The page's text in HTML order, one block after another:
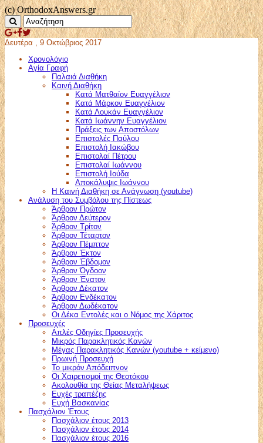
(c) OrthodoxAnswers.gr
Δευτέρα , 9 Οκτώβριος 2017
Χρονολόγιο
Αγία Γραφή
Παλαιά Διαθήκη
Καινή Διαθήκη
Κατά Ματθαίον Ευαγγέλιον
Κατά Μάρκον Ευαγγέλιον
Κατά Λουκάν Ευαγγέλιον
Κατά Ιωάννην Ευαγγέλιον
Πράξεις των Αποστόλων
Επιστολές Παύλου
Επιστολή Ιακώβου
Επιστολαί Πέτρου
Επιστολαί Ιωάννου
Επιστολή Ιούδα
Αποκάλυψις Ιωάννου
Η Καινή Διαθήκη σε Ανάγνωση (youtube)
Ανάλυση του Συμβόλου της Πίστεως
Άρθρον Πρώτον
Άρθρον Δεύτερον
Άρθρον Τρίτον
Άρθρον Τέταρτον
Άρθρον Πέμπτον
Άρθρον Έκτον
Άρθρον Έβδομον
Άρθρον Όγδοον
Άρθρον Ένατον
Άρθρον Δέκατον
Άρθρον Ενδέκατον
Άρθρον Δωδέκατον
Οι Δέκα Εντολές και ο Νόμος της Χάριτος
Προσευχές
Απλές Οδηγίες Προσευχής
Μικρός Παρακλητικός Κανών
Μέγας Παρακλητικός Κανών (youtube + κείμενο)
Πρωινή Προσευχή
Το μικρόν Απόδειπνον
Οι Χαιρετισμοί της Θεοτόκου
Ακολουθία της Θείας Μεταλήψεως
Ευχές τραπέζης
Ευχή Βασκανίας
Πασχάλιον Έτους
Πασχάλιον έτους 2013
Πασχάλιον έτους 2014
Πασχάλιον έτους 2016